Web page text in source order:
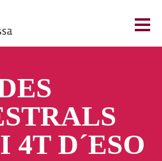
4T D´ESO